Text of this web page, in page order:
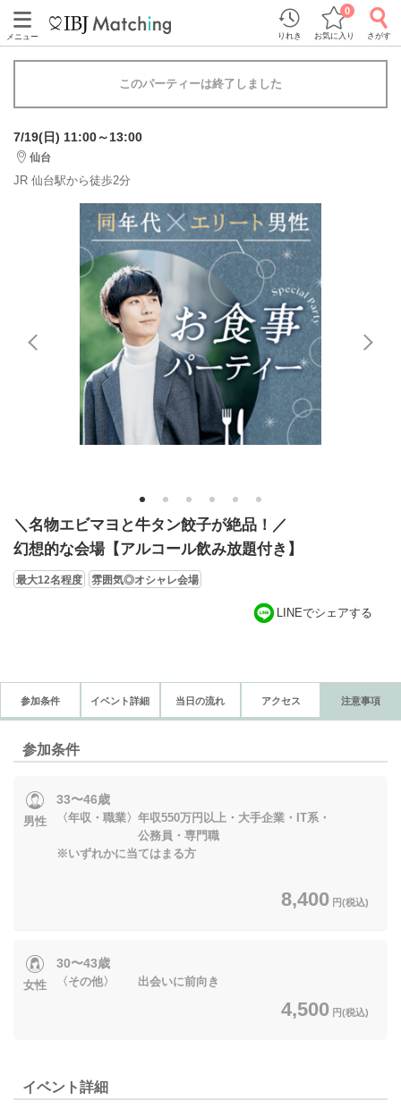
メニュー りれき お気に入り
0
さがす
このパーティーは終了しました
7/19(日) 11:00～13:00
仙台
JR 仙台駅から徒歩2分
1 2 3 4 5 6
＼名物エビマヨと牛タン餃子が絶品！／
幻想的な会場【アルコール飲み放題付き】
最大12名程度 雰囲気◎オシャレ会場
LINEでシェアする
参加条件 イベント詳細 当日の流れ アクセス 注意事項
参加条件
男性
33〜46歳
〈年収・職業〉年収550万円以上・大手企業・IT系・
公務員・専門職
※いずれかに当てはまる方
8,400 円(税込)
女性
30〜43歳
〈その他〉 出会いに前向き
4,500 円(税込)
イベント詳細